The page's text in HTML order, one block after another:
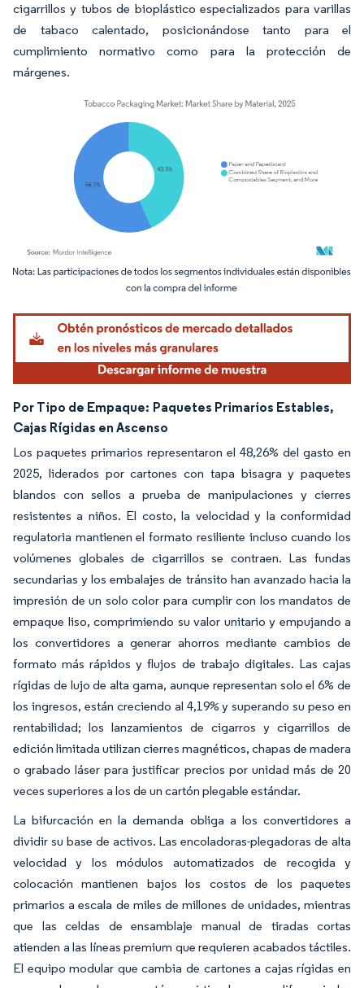
cigarrillos y tubos de bioplástico especializados para varillas
de tabaco calentado, posicionándose tanto para el
cumplimiento normativo como para la protección de
márgenes.
Imagen © Mordor Intelligence. El uso requiere atribución según CC BY 4.0.
Por Tipo de Empaque: Paquetes Primarios Estables,
Cajas Rígidas en Ascenso
Los paquetes primarios representaron el 48,26% del gasto en
2025, liderados por cartones con tapa bisagra y paquetes
blandos con sellos a prueba de manipulaciones y cierres
resistentes a niños. El costo, la velocidad y la conformidad
regulatoria mantienen el formato resiliente incluso cuando los
volúmenes globales de cigarrillos se contraen. Las fundas
secundarias y los embalajes de tránsito han avanzado hacia la
impresión de un solo color para cumplir con los mandatos de
empaque liso, comprimiendo su valor unitario y empujando a
los convertidores a generar ahorros mediante cambios de
formato más rápidos y flujos de trabajo digitales. Las cajas
rígidas de lujo de alta gama, aunque representan solo el 6% de
los ingresos, están creciendo al 4,19% y superando su peso en
rentabilidad; los lanzamientos de cigarros y cigarrillos de
edición limitada utilizan cierres magnéticos, chapas de madera
o grabado láser para justificar precios por unidad más de 20
veces superiores a los de un cartón plegable estándar.
La bifurcación en la demanda obliga a los convertidores a
dividir su base de activos. Las encoladoras-plegadoras de alta
velocidad y los módulos automatizados de recogida y
colocación mantienen bajos los costos de los paquetes
primarios a escala de miles de millones de unidades, mientras
que las celdas de ensamblaje manual de tiradas cortas
atienden a las líneas premium que requieren acabados táctiles.
El equipo modular que cambia de cartones a cajas rígidas en